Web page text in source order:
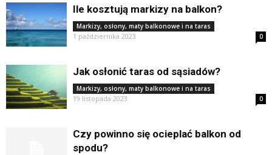
Ile kosztują markizy na balkon?
Markizy, osłony, maty balkonowe i na taras
1 października 2023 0
Jak osłonić taras od sąsiadów?
Markizy, osłony, maty balkonowe i na taras
19 listopada 2023 0
Czy powinno się ocieplać balkon od
spodu?